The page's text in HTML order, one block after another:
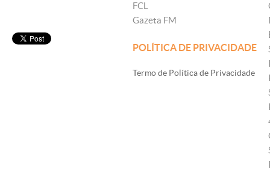
FCL
Gazeta FM
POLÍTICA DE PRIVACIDADE
Termo de Política de Privacidade